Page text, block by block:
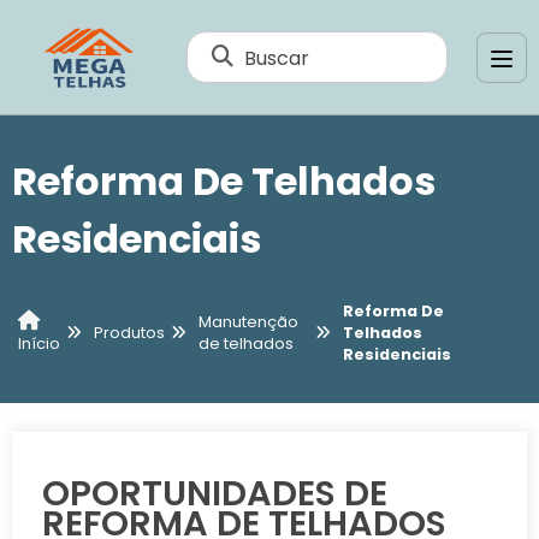
Buscar
Reforma De Telhados
Residenciais
Início
Produtos
Manutenção
de telhados
Reforma De
Telhados
Residenciais
OPORTUNIDADES DE
REFORMA DE TELHADOS